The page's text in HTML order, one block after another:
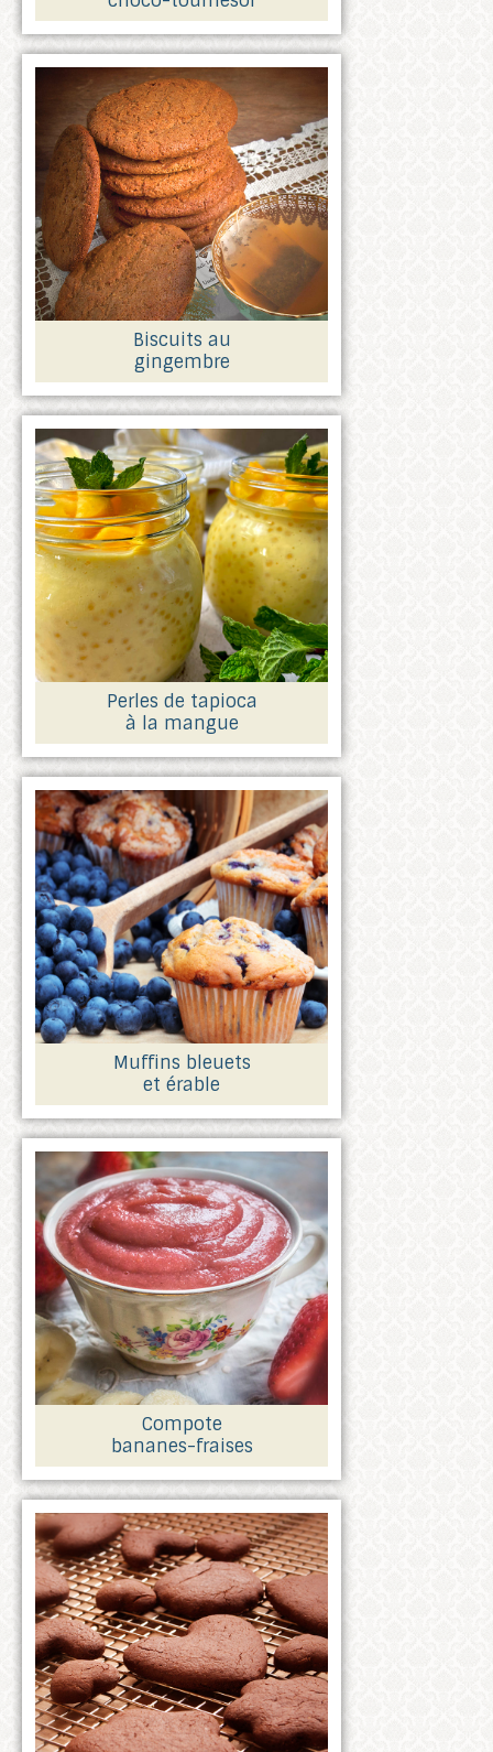
Biscuits au
gingembre
Perles de tapioca
à la mangue
Muffins bleuets
et érable
Compote
bananes-fraises